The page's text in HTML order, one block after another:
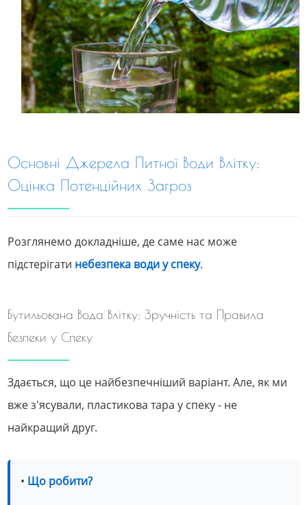
Основні Джерела Питної Води Влітку:
Оцінка Потенційних Загроз
Розглянемо докладніше, де саме нас може
підстерігати небезпека води у спеку.
Бутильована Вода Влітку: Зручність та Правила
Безпеки у Спеку
Здається, що це найбезпечніший варіант. Але, як ми
вже з'ясували, пластикова тара у спеку - не
найкращий друг.
• Що робити?